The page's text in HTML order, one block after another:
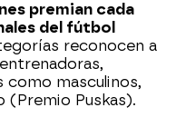
premian cada
del fútbol
reconocen a
masculinos,
(Premio Puskas).